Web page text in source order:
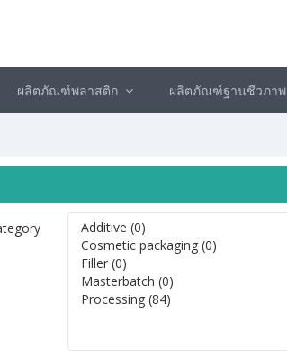
ผลิตภัณฑ์พลาสติก ผลิตภัณฑ์ฐานชีวภาพ